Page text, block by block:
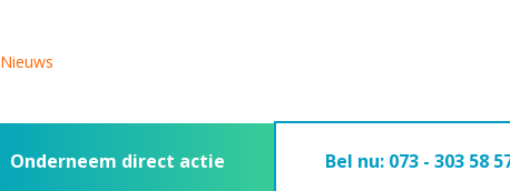
Nieuws
Onderneem direct actie Bel nu: 073 - 303 58